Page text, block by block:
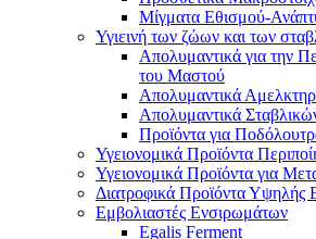
Μίγματα Εθισμού-
Υγιεινή των ζώων και των
Απολυμαντικά για την
του Μαστού
Απολυμαντικά
Απολυμαντικά
Προϊόντα για
Υγειονομικά Προϊόντα
Υγειονομικά Προϊόντα για
Διατροφικά Προϊόντα Υψηλής
Εμβολιαστές Ενσιρωμάτων
Egalis Ferment